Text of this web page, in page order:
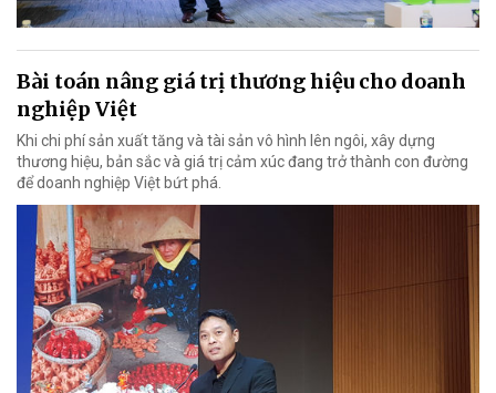
Bài toán nâng giá trị thương hiệu cho doanh
nghiệp Việt
Khi chi phí sản xuất tăng và tài sản vô hình lên ngôi, xây dựng
thương hiệu, bản sắc và giá trị cảm xúc đang trở thành con đường
để doanh nghiệp Việt bứt phá.